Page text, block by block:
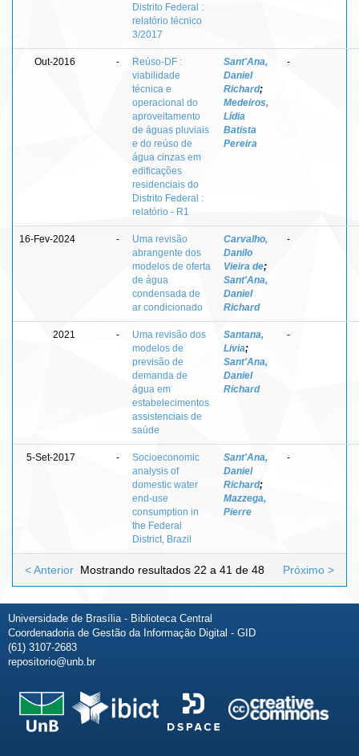
Distrito Federal :
relatório técnico
3/2017
Out-2016 -
Reúso-DF :
viabilidade
técnica e
operacional do
aproveitamento
de águas pluviais
e do reúso de
água cinzas em
edificações
residenciais do
Distrito Federal :
relatório - R1
Sant'Ana,
Daniel
Richard;
Medeiros,
Lídia
Batista
Pereira
-
16-Fev-2024 -
Uma revisão
abrangente dos
modelos de oferta
de água
condensada de
ar condicionado
Carvalho,
Danilo
Vieira de;
Sant'Ana,
Daniel
Richard
-
2021 -
Uma revisão dos
modelos de
previsão de
demanda de
água em
estabelecimentos
assistenciais de
saúde
Santana,
Livia;
Sant'Ana,
Daniel
Richard
-
5-Set-2017 -
Socioeconomic
analysis of
domestic water
end-use
consumption in
the Federal
District, Brazil
Sant'Ana,
Daniel
Richard;
Mazzega,
Pierre
-
Mostrando resultados 22 a 41 de 48
< Anterior Próximo >
Universidade de Brasília - Biblioteca Central
Coordenadoria de Gestão da Informação Digital - GID
(61) 3107-2683
repositorio@unb.br